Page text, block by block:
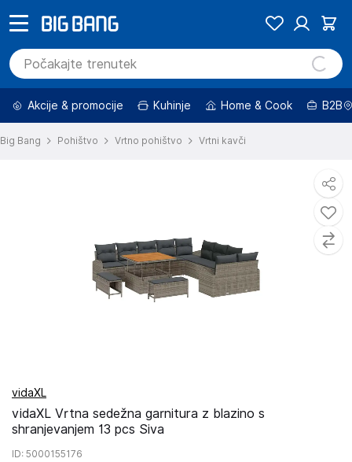
Akcije & promocije Kuhinje Home & Cook B2B
Big Bang Pohištvo Vrtno pohištvo Vrtni kavči
vidaXL
vidaXL Vrtna sedežna garnitura z blazino s
shranjevanjem 13 pcs Siva
ID: 5000155176